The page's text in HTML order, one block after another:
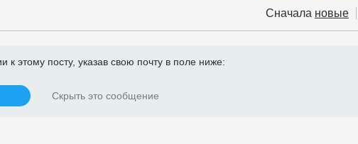
Сначала новые
этому посту, указав свою почту в поле ниже:
Скрыть это сообщение